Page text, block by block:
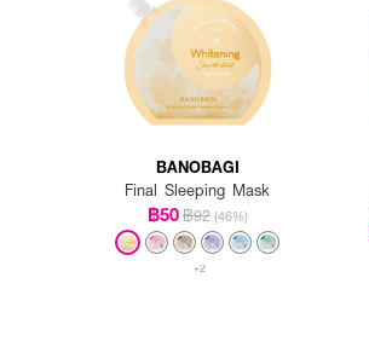
BANOBAGI
Final Sleeping Mask
฿50฿92 (46%)
+2